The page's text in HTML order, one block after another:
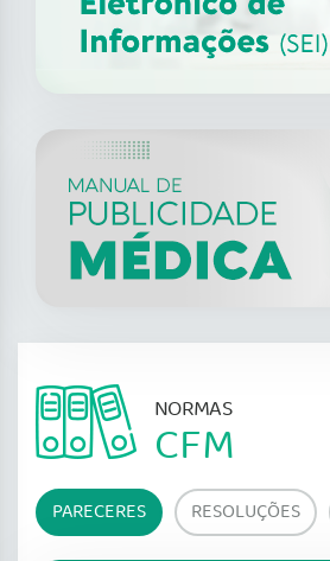
NORMAS
CFM
PARECERES RESOLUÇÕES